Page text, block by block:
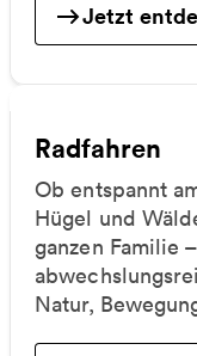
Jetzt
Radfahren
Ob entspannt
Hügel und
ganzen Familie
Natur,